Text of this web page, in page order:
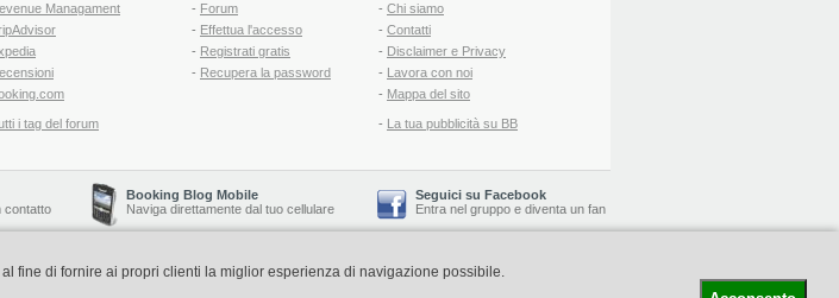
Managament
i tag del forum
- Forum
- Effettua l'accesso
- Registrati gratis
- Recupera la password
- Chi siamo
- Contatti
- Disclaimer e Privacy
- Lavora con noi
- Mappa del sito
- La tua pubblicità su BB
contatto
Booking Blog Mobile
Naviga direttamente dal tuo cellulare
Seguici su Facebook
Entra nel gruppo e diventa un fan
© 2006-2026 QNT S.r.l. Socio Unico -www.qnt.it-Booking Blog™ -Il blog del Web Marketing Turistico
fine di fornire ai propri clienti la miglior esperienza di navigazione possibile.